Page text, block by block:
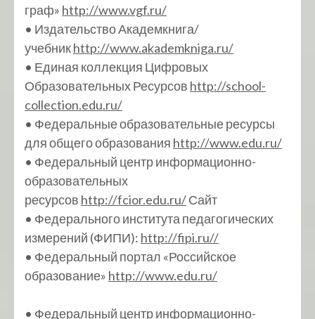
граф» http://www.vgf.ru/
• Издательство Академкнига/
учебникhttp://www.akademkniga.ru/
• Единая коллекция Цифровых
Образовательных Ресурсов http://school-
collection.edu.ru/
• Федеральные образовательные ресурсы
для общего образования http://www.edu.ru/
• Федеральный центр информационно-
образовательных
ресурсов http://fcior.edu.ru/Сайт
• Федерального института педагогических
измерений (ФИПИ): http://fipi.ru//
• Федеральный портал «Российское
образование» http://www.edu.ru/
• Федеральный центр информационно-